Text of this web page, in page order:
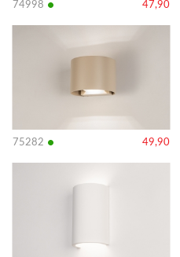
74998 • 47,90
75282 • 49,90
Bekijk
Bekijk